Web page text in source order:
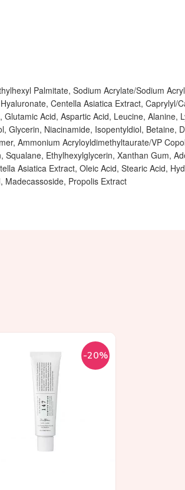
Palmitate, Sodium Acrylate/Sodium
Centella Asiatica Extract, Caprylyl/
Acid, Aspartic Acid, Leucine, Alanine,
Glycerin, Niacinamide, Isopentyldiol, Betaine,
Ammonium Acryloyldimethyltaurate/VP
Ethylhexylglycerin, Xanthan Gum,
Asiatica Extract, Oleic Acid, Stearic Acid,
Madecassoside, Propolis Extract
-20%